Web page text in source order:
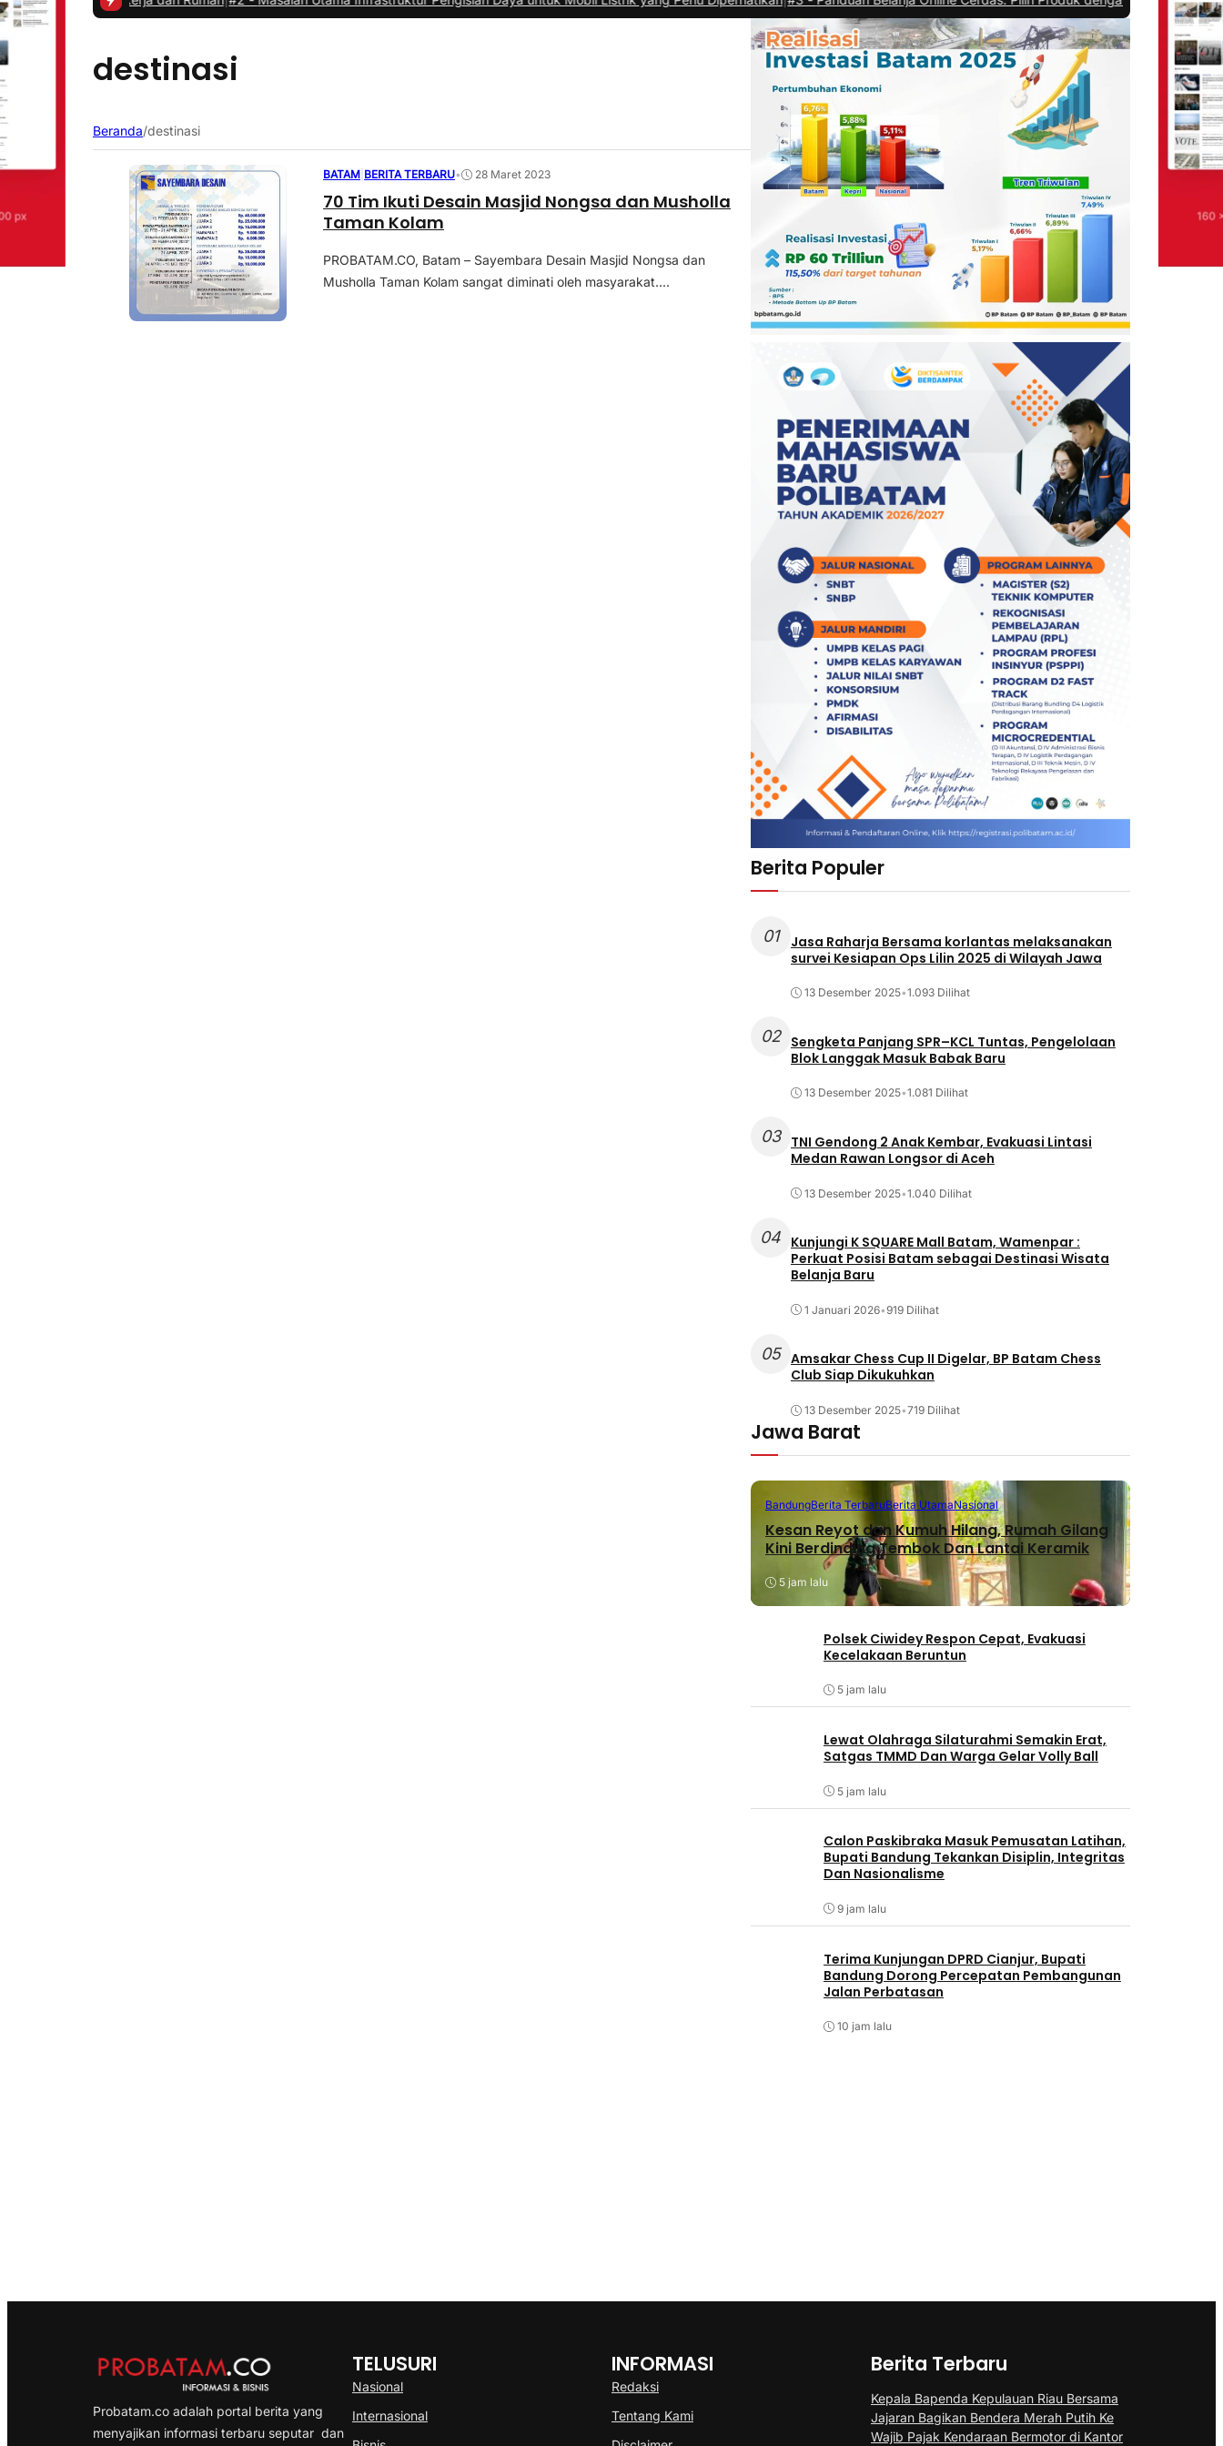
destinasi
Beranda/destinasi
BATAM BERITA TERBARU• 28 Maret 2023
70 Tim Ikuti Desain Masjid Nongsa dan Musholla
Taman Kolam
PROBATAM.CO, Batam – Sayembara Desain Masjid Nongsa dan
Musholla Taman Kolam sangat diminati oleh masyarakat....
Berita Populer
01
Jasa Raharja Bersama korlantas melaksanakan
survei Kesiapan Ops Lilin 2025 di Wilayah Jawa
13 Desember 2025•1.093 Dilihat
02
Sengketa Panjang SPR–KCL Tuntas, Pengelolaan
Blok Langgak Masuk Babak Baru
13 Desember 2025•1.081 Dilihat
03
TNI Gendong 2 Anak Kembar, Evakuasi Lintasi
Medan Rawan Longsor di Aceh
13 Desember 2025•1.040 Dilihat
04 Kunjungi K SQUARE Mall Batam, Wamenpar :
Perkuat Posisi Batam sebagai Destinasi Wisata
Belanja Baru
1 Januari 2026•919 Dilihat
05 Amsakar Chess Cup II Digelar, BP Batam Chess
Club Siap Dikukuhkan
13 Desember 2025•719 Dilihat
Jawa Barat
BandungBerita TerbaruBerita UtamaNasional
Kesan Reyot dan Kumuh Hilang, Rumah Gilang
Kini Berdinding Tembok Dan Lantai Keramik
5 jam lalu
Polsek Ciwidey Respon Cepat, Evakuasi
Kecelakaan Beruntun
5 jam lalu
Lewat Olahraga Silaturahmi Semakin Erat,
Satgas TMMD Dan Warga Gelar Volly Ball
5 jam lalu
Calon Paskibraka Masuk Pemusatan Latihan,
Bupati Bandung Tekankan Disiplin, Integritas
Dan Nasionalisme
9 jam lalu
Terima Kunjungan DPRD Cianjur, Bupati
Bandung Dorong Percepatan Pembangunan
Jalan Perbatasan
10 jam lalu
Probatam.co adalah portal berita yang
menyajikan informasi terbaru seputar dan
TELUSURI
Nasional
Internasional
INFORMASI
Redaksi
Tentang Kami
Berita Terbaru
Kepala Bapenda Kepulauan Riau Bersama
Jajaran Bagikan Bendera Merah Putih Ke
Wajib Pajak Kendaraan Bermotor di Kantor